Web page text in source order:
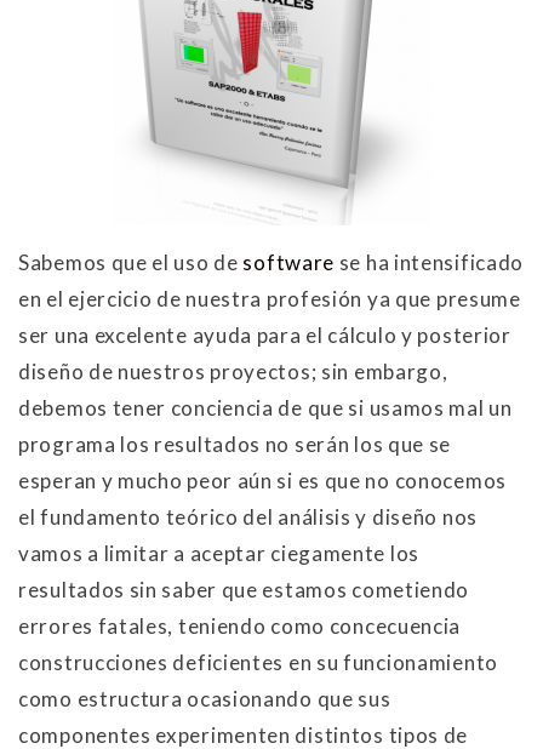
Sabemos que el uso de software se ha intensificado
en el ejercicio de nuestra profesión ya que presume
ser una excelente ayuda para el cálculo y posterior
diseño de nuestros proyectos; sin embargo,
debemos tener conciencia de que si usamos mal un
programa los resultados no serán los que se
esperan y mucho peor aún si es que no conocemos
el fundamento teórico del análisis y diseño nos
vamos a limitar a aceptar ciegamente los
resultados sin saber que estamos cometiendo
errores fatales, teniendo como concecuencia
construcciones deficientes en su funcionamiento
como estructura ocasionando que sus
componentes experimenten distintos tipos de